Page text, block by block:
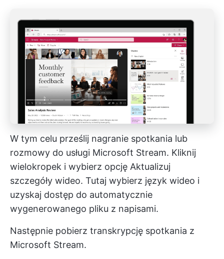
W tym celu prześlij nagranie spotkania lub
rozmowy do usługi Microsoft Stream. Kliknij
wielokropek i wybierz opcję Aktualizuj
szczegóły wideo. Tutaj wybierz język wideo i
uzyskaj dostęp do automatycznie
wygenerowanego pliku z napisami.
Następnie pobierz transkrypcję spotkania z
Microsoft Stream.